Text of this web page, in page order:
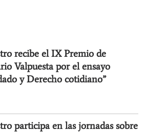
recibe el IX Premio de
Valpuesta por el ensayo
y Derecho cotidiano”
participa en las jornadas sobre